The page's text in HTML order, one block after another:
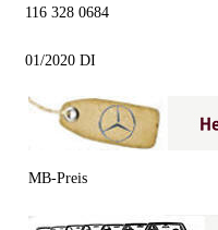
116 328 0684
01/2020 DI
MB-Preis